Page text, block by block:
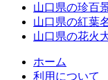
山口県の珍百
山口県の紅葉
山口県の花火
ホーム
利用について